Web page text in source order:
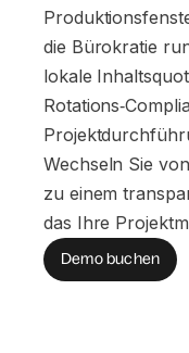
die Bürokratie
lokale
Wechseln Sie
zu einem
das Ihre
Demo buchen